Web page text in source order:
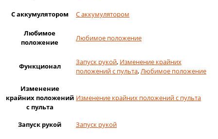
С аккумулятором С аккумулятором
Любимое
положение
Любимое положение
Функционал Запуск рукой, Изменение крайних
положений с пульта,Любимое положение
Изменение
крайних положений
с пульта
Изменение крайних положений с пульта
Запуск рукой Запуск рукой